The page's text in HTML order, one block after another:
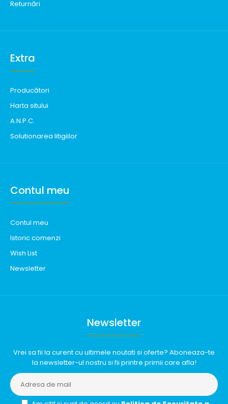
Returnări
Extra
Producători
Harta sitului
A.N.P.C.
Solutionarea litigiilor
Contul meu
Contul meu
Istoric comenzi
Wish List
Newsletter
Newsletter
Vrei sa fii la curent cu ultimele noutati si oferte? Aboneaza-te
la newsletter-ul nostru si fii printre primii care afla!